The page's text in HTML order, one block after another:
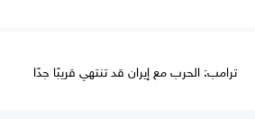
ترامب: الحرب مع إيران قد تنتهي قريبًا جدًا